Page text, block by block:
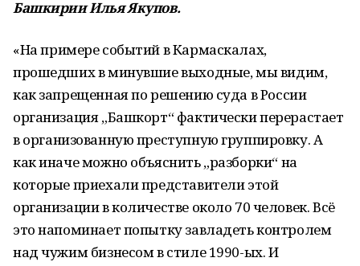
Башкирии Илья Якупов.
«Напримере событий вКармаскалах,
прошедших вминувшие выходные, мывидим,
как запрещенная порешению суда вРоссии
организация„Башкорт“фактически перерастает
ворганизованную преступную группировку. А
как иначе можно объяснить„разборки“на
которые приехали представители этой
организации вколичестве около 70 человек. Всё
это напоминает попытку завладеть контролем
над чужим бизнесом встиле1990-ых. И